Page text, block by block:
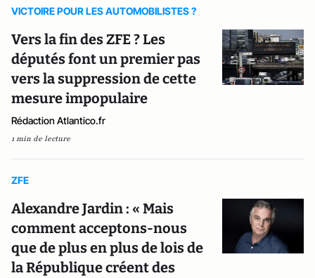
VICTOIRE POUR LES AUTOMOBILISTES ?
Vers la fin des ZFE ? Les
députés font un premier pas
vers la suppression de cette
mesure impopulaire
Rédaction Atlantico.fr
1 min de lecture
ZFE
Alexandre Jardin : « Mais
comment acceptons-nous
que de plus en plus de lois de
la République créent des